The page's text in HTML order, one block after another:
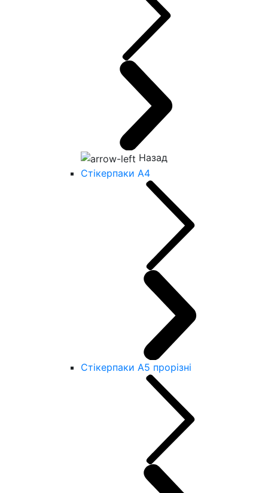
Назад
Стікерпаки А4
Стікерпаки А5 прорізні